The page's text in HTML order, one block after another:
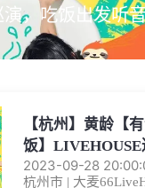
，吃饭出发听
【杭州】黄龄【
饭】
2023-09-28
杭州市 | 大麦